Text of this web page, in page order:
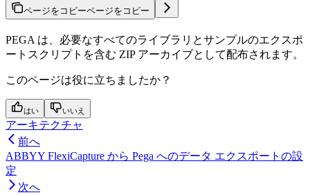
ページをコピーページをコピー
PEGA は、必要なすべてのライブラリとサンプルのエクスポ
ートスクリプトを含む ZIP アーカイブとして配布されます。
このページは役に立ちましたか？
はい いいえ
アーキテクチャ
前へ
ABBYY FlexiCapture から Pega へのデータ エクスポートの設
定
次へ